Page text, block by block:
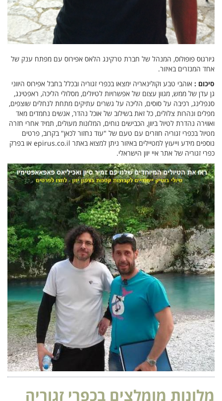
גיורגוס פופולוס, המנהל של חברת טרקינג הלאס אפירוס עם מפתח ענק של
אחד המנזרים באיזור.
סיכום : אוהבי טבע וקולינאריה ימצאו בכפרי זגוריה ובכלל בחבל אפירוס היווני
גן עדן של ממש, מגוון עצום של אפשרויות לטיולים, מסלולי הליכה, ראפטינג,
סנפלינג, רכיבה על סוסים, הליכה על גשרים עתיקים מתחת לנחלים שוצפים,
מפלים ונהרות צלולים, כל זאת בשילוב של אוכל נהדר, אנשים נחמדים מאד
ואווירה נהדרת לטיול ביוון, הכבישים נוחים, המלונות מעולים, תמיד אחרי חזרה
מטיול בכפרי זגוריה חוזרים עם טעם של "עוד נחזור לכאן" בקרוב, פרטים
נוספים מידע וייעוץ למטיילים באיזור ניתן למצוא באתר epirus.co.il או בפרק
כפרי זגוריה של אתר איי יוון הישראלי.
מלונות מומלצים בכפרי זגוריה